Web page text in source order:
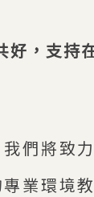
，支持
們將致
業環境